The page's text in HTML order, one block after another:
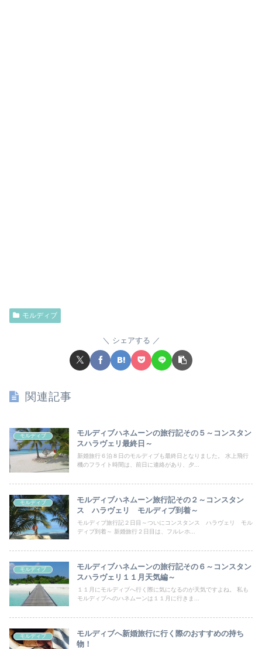
モルディブ
シェアする
関連記事
モルディブ
モルディブハネムーンの旅行記その５～コンスタン
スハラヴェリ最終日～
新婚旅行６泊８日のモルディブも最終日となりました。 水上飛行
機のフライト時間は、前日に連絡があり、夕...
モルディブ
モルディブハネムーン旅行記その２～コンスタン
ス ハラヴェリ モルディブ到着～
モルディブ旅行記２日目～ついにコンスタンス ハラヴェリ モル
ディブ到着～ 新婚旅行２日目は、フルレホ...
モルディブ
モルディブハネムーンの旅行記その６～コンスタン
スハラヴェリ１１月天気編～
１１月にモルディブへ行く際に気になるのが天気ですよね。 私も
モルディブへのハネムーンは１１月に行きま...
モルディブ
モルディブへ新婚旅行に行く際のおすすめの持ち
物！